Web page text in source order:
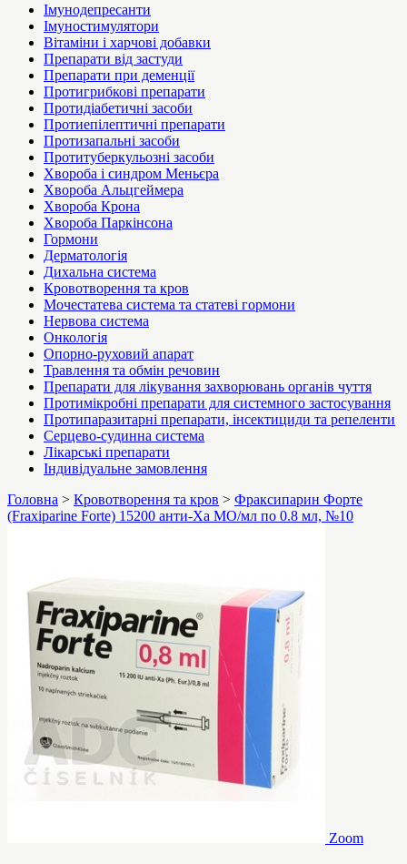
Імунодепресанти
Імуностимулятори
Вітаміни і харчові добавки
Препарати від застуди
Препарати при деменції
Протигрибкові препарати
Протидіабетичні засоби
Протиепілептичні препарати
Протизапальні засоби
Протитуберкульозні засоби
Хвороба і синдром Меньєра
Хвороба Альцгеймера
Хвороба Крона
Хвороба Паркінсона
Гормони
Дерматологія
Дихальна система
Кровотворення та кров
Мочестатева система та статеві гормони
Нервова система
Онкологія
Опорно-руховий апарат
Травлення та обмін речовин
Препарати для лікування захворювань органів чуття
Протимікробні препарати для системного застосування
Протипаразитарні препарати, інсектициди та репеленти
Серцево-судинна система
Лікарські препарати
Індивідуальне замовлення
Головна > Кровотворення та кров > Фраксипарин Форте
(Fraxiparine Forte) 15200 анти-Ха МО/мл по 0.8 мл, №10
Zoom